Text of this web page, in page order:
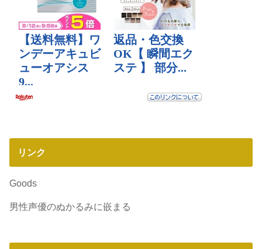
リンク
Goods
男性声優のぬかるみに嵌まる